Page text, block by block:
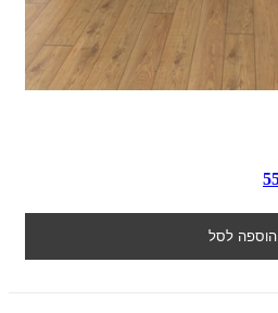
הוספה לסל